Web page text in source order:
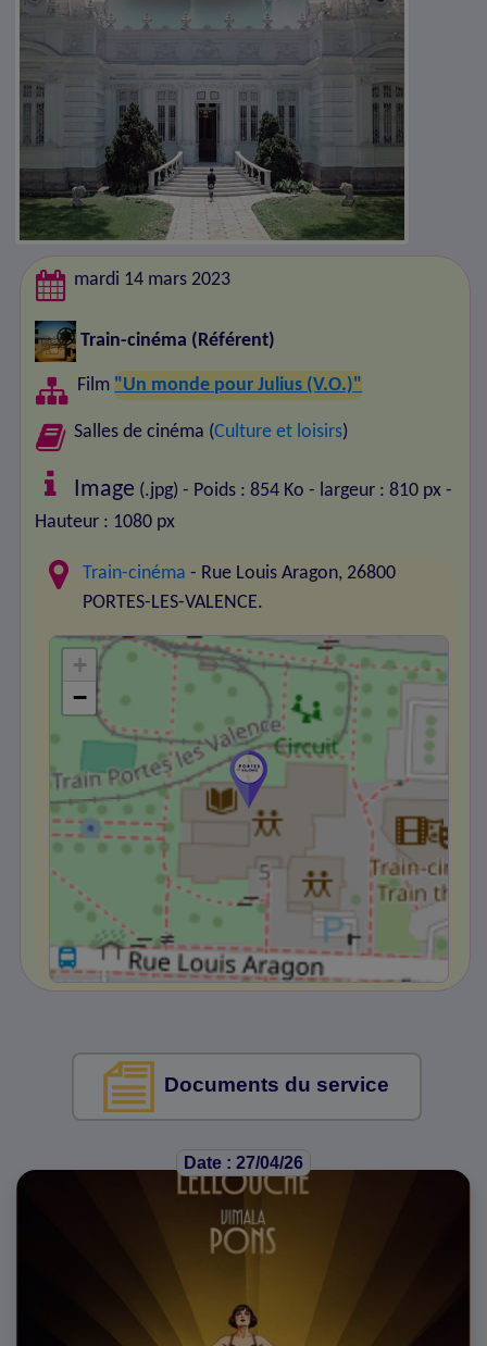
mardi 14 mars 2023
Train-cinéma (Référent)
Film "Un monde pour Julius (V.O.)"
Salles de cinéma (Culture et loisirs)
Image (.jpg) - Poids : 854 Ko - largeur : 810 px -
Hauteur : 1080 px
Train-cinéma - Rue Louis Aragon, 26800
PORTES-LES-VALENCE.
+
−
Documents du service
Date : 27/04/26